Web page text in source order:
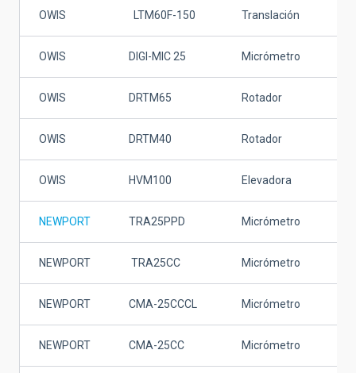
OWIS LTM60F-150 Translación
OWIS DIGI-MIC 25 Micrómetro
OWIS DRTM65 Rotador
OWIS DRTM40 Rotador
OWIS HVM100 Elevadora
NEWPORT TRA25PPD Micrómetro
NEWPORT TRA25CC Micrómetro
NEWPORT CMA-25CCCL Micrómetro
NEWPORT CMA-25CC Micrómetro